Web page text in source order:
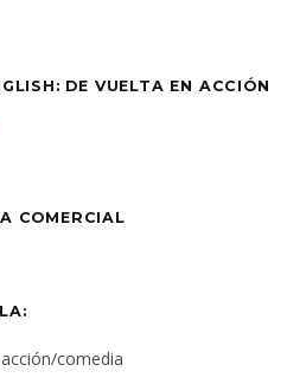
DE VUELTA EN ACCIÓN
COMERCIAL
comedia